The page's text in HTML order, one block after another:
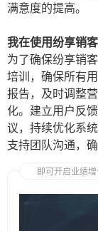
满意度的提高。
我在使用纷享销
为了确保纷享销
培训，确保所有
报告，及时调整
化。建立用户反
议，持续优化系
支持团队沟通，
即可开启业绩